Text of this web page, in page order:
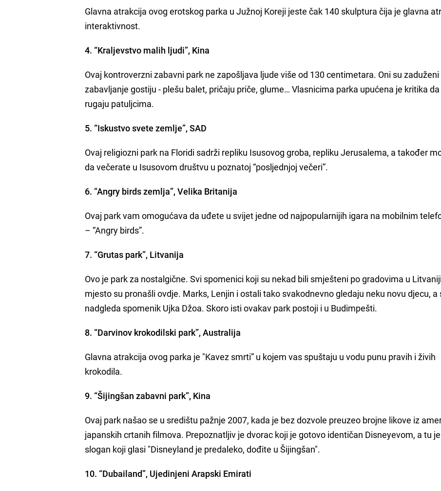
Glavna atrakcija ovog erotskog parka u Južnoj Koreji jeste čak 140 skulptura čija je glavna
interaktivnost.
4. “Kraljevstvo malih ljudi”, Kina
Ovaj kontroverzni zabavni park ne zapošljava ljude više od 130 centimetara. Oni su zaduženi
zabavljanje gostiju - plešu balet, pričaju priče, glume… Vlasnicima parka upućena je kritika da
rugaju patuljcima.
5. “Iskustvo svete zemlje”, SAD
Ovaj religiozni park na Floridi sadrži repliku Isusovog groba, repliku Jerusalema, a također
da večerate u Isusovom društvu u poznatoj “posljednjoj večeri”.
6. “Angry birds zemlja”, Velika Britanija
Ovaj park vam omogućava da uđete u svijet jedne od najpopularnijih igara na mobilnim
– “Angry birds”.
7. “Grutas park”, Litvanija
Ovo je park za nostalgične. Svi spomenici koji su nekad bili smješteni po gradovima u
mjesto su pronašli ovdje. Marks, Lenjin i ostali tako svakodnevno gledaju neku novu djecu, a
nadgleda spomenik Ujka Džoa. Skoro isti ovakav park postoji i u Budimpešti.
8. “Darvinov krokodilski park”, Australija
Glavna atrakcija ovog parka je "Kavez smrti” u kojem vas spuštaju u vodu punu pravih i živih
krokodila.
9. “Šijingšan zabavni park”, Kina
Ovaj park našao se u središtu pažnje 2007, kada je bez dozvole preuzeo brojne likove iz
japanskih crtanih filmova. Prepoznatljiv je dvorac koji je gotovo identičan Disneyevom, a tu
slogan koji glasi "Disneyland je predaleko, dođite u Šijingšan".
10. “Dubailand”, Ujedinjeni Arapski Emirati